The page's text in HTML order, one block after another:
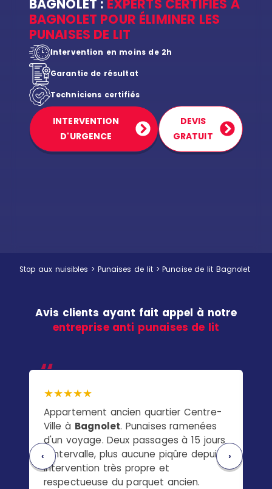
BAGNOLET : EXPERTS CERTIFIÉS À
BAGNOLET POUR ÉLIMINER LES
PUNAISES DE LIT
Intervention en moins de 2h
Garantie de résultat
Techniciens certifiés
INTERVENTION
D'URGENCE
DEVIS
GRATUIT
Stop aux nuisibles > Punaises de lit >Punaise de lit Bagnolet
Avis clients ayant fait appel à notre
entreprise anti punaises de lit
★★★★★
Appartement ancien quartier Centre-
Ville à Bagnolet. Punaises ramenées
d'un voyage. Deux passages à 15 jours
d'intervalle, plus aucune piqûre depuis.
Intervention très propre et
respectueuse du parquet ancien.
‹ ›